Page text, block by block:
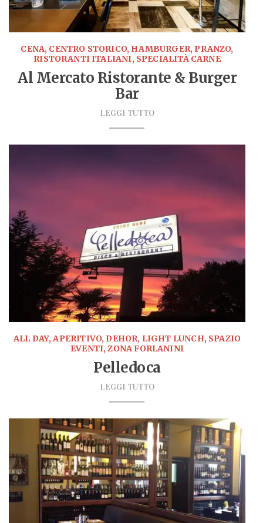
CENA, CENTRO STORICO, HAMBURGER, PRANZO,
RISTORANTI ITALIANI, SPECIALITÀ CARNE
Al Mercato Ristorante & Burger
Bar
LEGGI TUTTO
ALL DAY, APERITIVO, DEHOR, LIGHT LUNCH, SPAZIO
EVENTI, ZONA FORLANINI
Pelledoca
LEGGI TUTTO